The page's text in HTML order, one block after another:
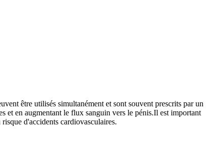
être utilisés simultanément et sont souvent prescrits par un
et en augmentant le flux sanguin vers le pénis.Il est important
d'accidents cardiovasculaires.